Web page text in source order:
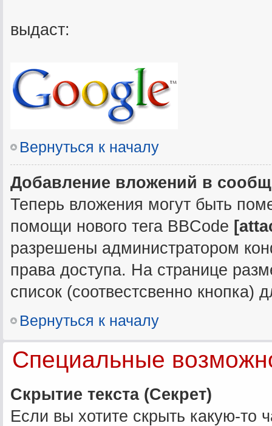
выдаст:
Вернуться к началу
Добавление вложений в
Теперь вложения могут быть
помощи нового тега BBCode
разрешены администратором
права доступа. На странице
список (соотвестсвенно
Вернуться к началу
Специальные
Скрытие текста (Секрет)
Если вы хотите скрыть какую-то